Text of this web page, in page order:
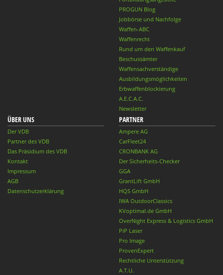
PROGUN Blog
Jobbörse und Nachfolge
Waffen-ABC
Waffenrecht
Rund um den Waffenkauf
Beschussämter
Waffensachverständige
Ausbildungsmöglichkeiten
Erbwaffenblockierung
A.E.C.A.C.
Newsletter
ÜBER UNS
Der VDB
Partner des VDB
Das Präsidium des VDB
Kontakt
Impressum
AGB
Datenschutzerklärung
PARTNER
Ampere AG
CarFleet24
CRONBANK AG
Der Sicherheits-Checker
GGA
GrantLift GmbH
HQS GmbH
IWA OutdoorClassics
KVoptimal.de GmbH
OverNight Express & Logistics GmbH
PiP Laser
Pro Image
ProvenExpert
Rechtliche Unterstützung
A.T.U.